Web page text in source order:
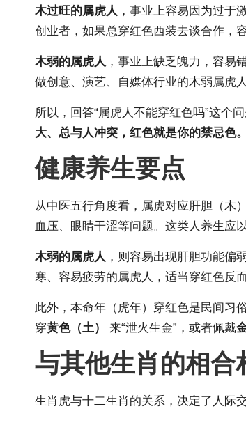
木过旺的属虎人 ，事业上容易因为过于
创业者，如果总穿红色西装去谈合作，
木弱的属虎人 ，事业上缺乏魄力，容易
做创意、演艺、自媒体行业的木弱属虎
所以，回答“属虎人不能穿红色吗”这个
大、总与人冲突，红色就是你的禁忌色。
健康养生要点
从中医五行角度看，属虎对应肝胆（木
血压、眼睛干涩等问题。这类人养生应
木弱的属虎人 ，则容易出现肝胆功能偏
寒、容易疲劳的属虎人，适当穿红色反
此外，本命年（虎年）穿红色是民间习
穿黄色（土） 来“泄火生金”，或者佩戴
与其他生肖的相合
生肖虎与十二生肖的关系，决定了人际